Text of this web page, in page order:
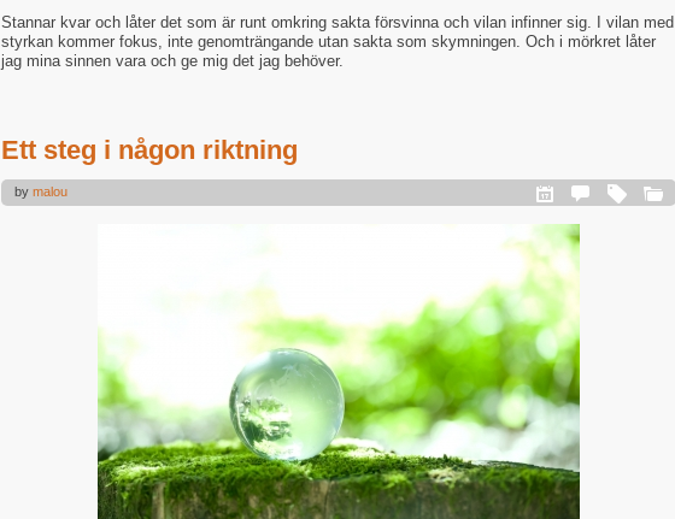
Stannar kvar och låter det som är runt omkring sakta försvinna och vilan infinner sig. I vilan med
styrkan kommer fokus, inte genomträngande utan sakta som skymningen. Och i mörkret låter
jag mina sinnen vara och ge mig det jag behöver.
Ett steg i någon riktning
by malou